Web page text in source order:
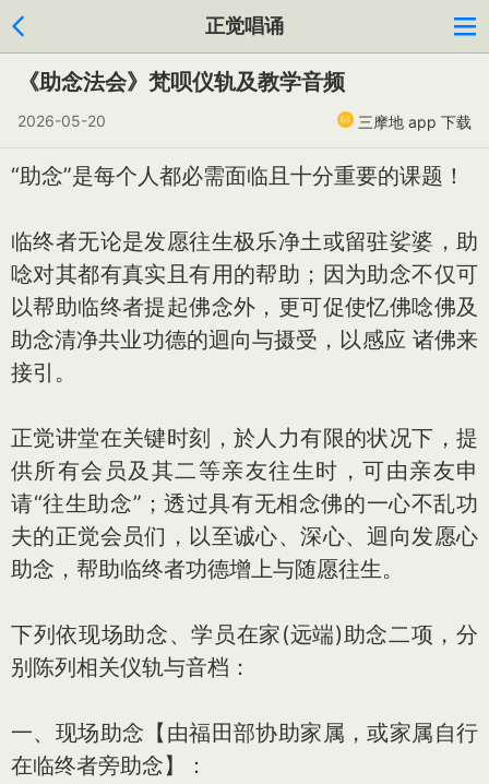
正觉唱诵
《助念法会》梵呗仪轨及教学音频
2026-05-20 三摩地 app 下载
“助念”是每个人都必需面临且十分重要的课题！
临终者无论是发愿往生极乐净土或留驻娑婆，助
唸对其都有真实且有用的帮助；因为助念不仅可
以帮助临终者提起佛念外，更可促使忆佛唸佛及
助念清净共业功德的迴向与摄受，以感应 诸佛来
接引。
正觉讲堂在关键时刻，於人力有限的状况下，提
供所有会员及其二等亲友往生时，可由亲友申
请“往生助念”；透过具有无相念佛的一心不乱功
夫的正觉会员们，以至诚心、深心、迴向发愿心
助念，帮助临终者功德增上与随愿往生。
下列依现场助念、学员在家(远端)助念二项，分
别陈列相关仪轨与音档：
一、现场助念【由福田部协助家属，或家属自行
在临终者旁助念】：